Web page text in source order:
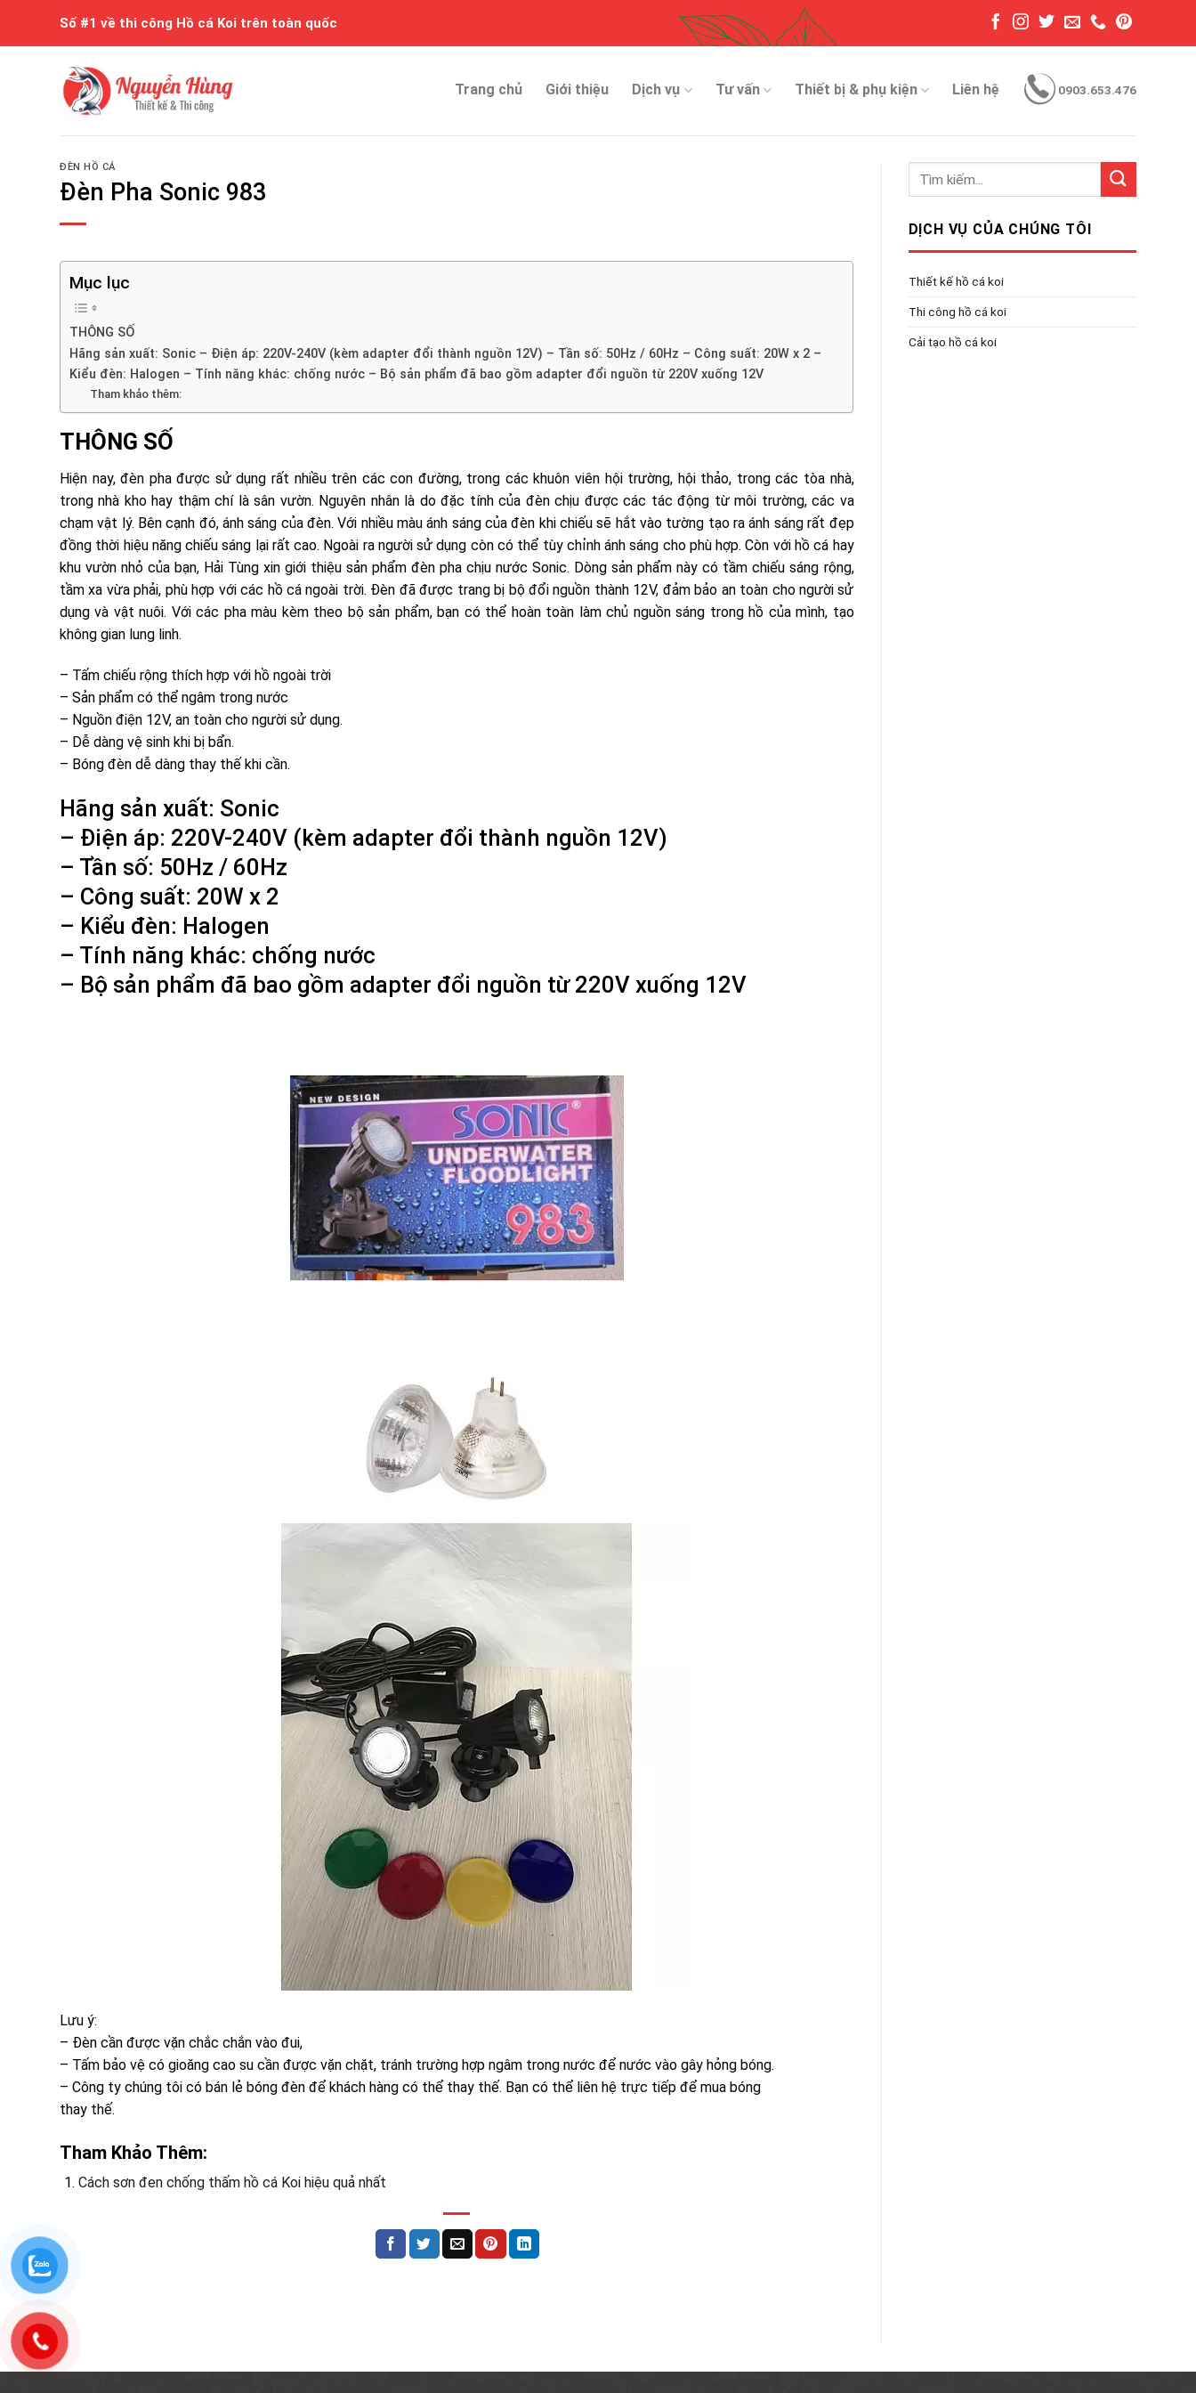
Số #1 về thi công Hồ cá Koi trên toàn quốc
Trang chủ Giới thiệu Dịch vụ Tư vấn Thiết bị & phụ kiện Liên hệ 0903.653.476
ĐÈN HỒ CÁ
Đèn Pha Sonic 983
Mục lục
THÔNG SỐ
Hãng sản xuất: Sonic – Điện áp: 220V-240V (kèm adapter đổi thành nguồn 12V) – Tần số: 50Hz / 60Hz – Công suất: 20W x 2 –
Kiểu đèn: Halogen – Tính năng khác: chống nước – Bộ sản phẩm đã bao gồm adapter đổi nguồn từ 220V xuống 12V
Tham khảo thêm:
THÔNG SỐ
Hiện nay, đèn pha được sử dụng rất nhiều trên các con đường, trong các khuôn viên hội trường, hội thảo, trong các tòa nhà,
trong nhà kho hay thậm chí là sân vườn. Nguyên nhân là do đặc tính của đèn chịu được các tác động từ môi trường, các va
chạm vật lý. Bên cạnh đó, ánh sáng của đèn. Với nhiều màu ánh sáng của đèn khi chiếu sẽ hắt vào tường tạo ra ánh sáng rất đẹp
đồng thời hiệu năng chiếu sáng lại rất cao. Ngoài ra người sử dụng còn có thể tùy chỉnh ánh sáng cho phù hợp. Còn với hồ cá hay
khu vườn nhỏ của bạn, Hải Tùng xin giới thiệu sản phẩm đèn pha chịu nước Sonic. Dòng sản phẩm này có tầm chiếu sáng rộng,
tầm xa vừa phải, phù hợp với các hồ cá ngoài trời. Đèn đã được trang bị bộ đổi nguồn thành 12V, đảm bảo an toàn cho người sử
dụng và vật nuôi. Với các pha màu kèm theo bộ sản phẩm, bạn có thể hoàn toàn làm chủ nguồn sáng trong hồ của mình, tạo
không gian lung linh.
– Tấm chiếu rộng thích hợp với hồ ngoài trời
– Sản phẩm có thể ngâm trong nước
– Nguồn điện 12V, an toàn cho người sử dụng.
– Dễ dàng vệ sinh khi bị bẩn.
– Bóng đèn dễ dàng thay thế khi cần.
Hãng sản xuất: Sonic
– Điện áp: 220V-240V (kèm adapter đổi thành nguồn 12V)
– Tần số: 50Hz / 60Hz
– Công suất: 20W x 2
– Kiểu đèn: Halogen
– Tính năng khác: chống nước
– Bộ sản phẩm đã bao gồm adapter đổi nguồn từ 220V xuống 12V
Lưu ý:
– Đèn cần được vặn chắc chắn vào đui,
– Tấm bảo vệ có gioăng cao su cần được vặn chặt, tránh trường hợp ngâm trong nước để nước vào gây hỏng bóng.
– Công ty chúng tôi có bán lẻ bóng đèn để khách hàng có thể thay thế. Bạn có thể liên hệ trực tiếp để mua bóng
thay thế.
Tham Khảo Thêm:
Cách sơn đen chống thấm hồ cá Koi hiệu quả nhất
DỊCH VỤ CỦA CHÚNG TÔI
Thiết kế hồ cá koi
Thi công hồ cá koi
Cải tạo hồ cá koi